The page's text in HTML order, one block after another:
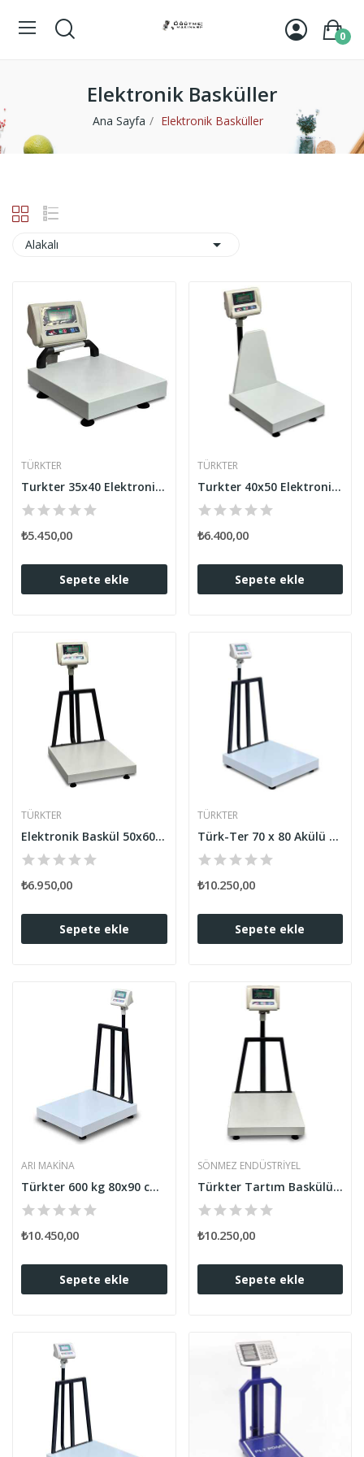
0
Elektronik Basküller
Ana Sayfa Elektronik Basküller
Alakalı 
TÜRKTER
Turkter 35x40 Elektronik Baskül 150 Kg Kapasiteli
₺5.450,00
Sepete ekle
TÜRKTER
Turkter 40x50 Elektronik Baskül 150 Kg Kapasiteli
₺6.400,00
Sepete ekle
TÜRKTER
Elektronik Baskül 50x60 Akülü Değiştirilebilir...
₺6.950,00
Sepete ekle
TÜRKTER
Türk-Ter 70 x 80 Akülü Elektronik Baskül 500 kg...
₺10.250,00
Sepete ekle
ARI MAKINA
Türkter 600 kg 80x90 cm Tartım Baskülü
₺10.450,00
Sepete ekle
SÖNMEZ ENDÜSTRIYEL
Türkter Tartım Baskülü 600 kg 70 x 80 cm
₺10.250,00
Sepete ekle